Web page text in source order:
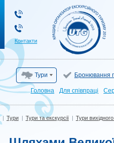
Контакти
Тури Бронювання
Головна Для cпівпраці
| Тури | Тури та екскурсії | Тури